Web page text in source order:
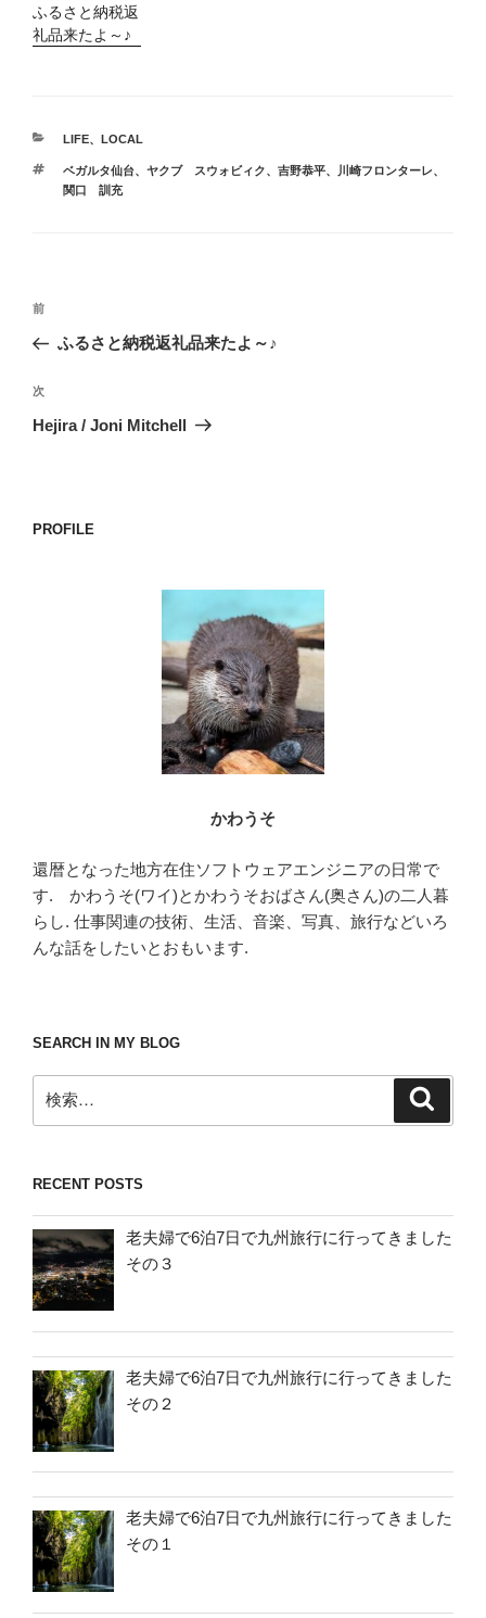
ふるさと納税返
礼品来たよ～♪
カ
ゴ
リ
LIFE、 LOCAL
タ
グ
ベガルタ仙台、 ヤクブ スウォビィク、 吉野恭平、 川崎フロンターレ、
関口 訓充
投
ナ
ビ
ゲ
ン
前
の
稿
前
ふるさと納税返礼品来たよ～♪
次
の
次
Hejira / Joni Mitchell
PROFILE
かわうそ
還暦となった地方在住ソフトウェアエンジニアの日常で
す. かわうそ(ワイ)とかわうそおばさん(奥さん)の二人暮
らし. 仕事関連の技術、生活、音楽、写真、旅行などいろ
んな話をしたいとおもいます.
SEARCH IN MY BLOG
索:
RECENT POSTS
老夫婦で6泊7日で九州旅行に行ってきました
その３
老夫婦で6泊7日で九州旅行に行ってきました
その２
老夫婦で6泊7日で九州旅行に行ってきました
その１